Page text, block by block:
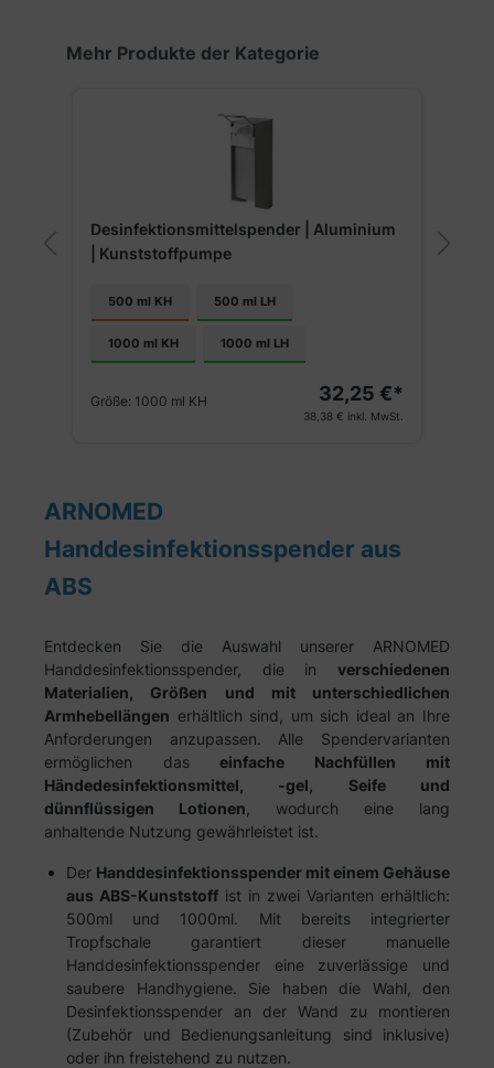
Produktgalerie überspringen
Mehr Produkte der Kategorie
Desinfektionsmittelspender | Aluminium
| Kunststoffpumpe
500 ml KH 500 ml LH
1000 ml KH 1000 ml LH
Größe:1000 ml KH 32,25 €*
38,38 €inkl. MwSt.
ARNOMED
Handdesinfektionsspender aus
ABS
Entdecken Sie die Auswahl unserer ARNOMED
Handdesinfektionsspender, die in verschiedenen
Materialien, Größen und mit unterschiedlichen
Armhebellängen erhältlich sind, um sich ideal an Ihre
Anforderungen anzupassen. Alle Spendervarianten
ermöglichen das einfache Nachfüllen mit
Händedesinfektionsmittel, -gel, Seife und
dünnflüssigen Lotionen , wodurch eine lang
anhaltende Nutzung gewährleistet ist.
Der Handdesinfektionsspender mit einem Gehäuse
aus ABS-Kunststoff ist in zwei Varianten erhältlich:
500ml und 1000ml. Mit bereits integrierter
Tropfschale garantiert dieser manuelle
Handdesinfektionsspender eine zuverlässige und
saubere Handhygiene. Sie haben die Wahl, den
Desinfektionsspender an der Wand zu montieren
(Zubehör und Bedienungsanleitung sind inklusive)
oder ihn freistehend zu nutzen.